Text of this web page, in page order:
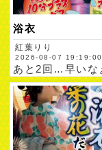
浴衣
紅葉りり
2026-08-07 19:19:00